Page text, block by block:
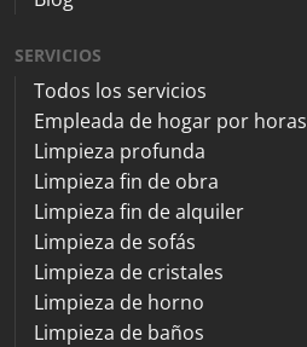
SERVICIOS
Todos los servicios
Empleada de hogar por horas
Limpieza profunda
Limpieza fin de obra
Limpieza fin de alquiler
Limpieza de sofás
Limpieza de cristales
Limpieza de horno
Limpieza de baños